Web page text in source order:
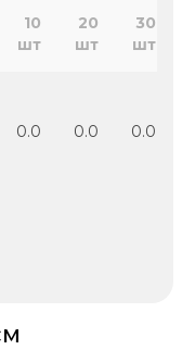
10
шт
20
шт
30
шт
0.0 0.0 0.0